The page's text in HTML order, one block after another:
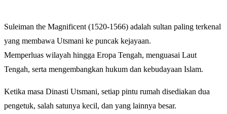
Suleiman the Magnificent (1520-1566) adalah sultan paling terkenal
yang membawa Utsmani ke puncak kejayaan.
Memperluas wilayah hingga Eropa Tengah, menguasai Laut
Tengah, serta mengembangkan hukum dan kebudayaan Islam.
Ketika masa Dinasti Utsmani, setiap pintu rumah disediakan dua
pengetuk, salah satunya kecil, dan yang lainnya besar.